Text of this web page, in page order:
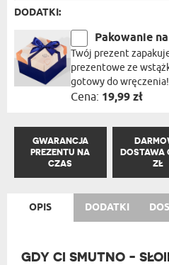
DODATKI:
Pakowanie
Twój prezent
prezentowe ze
gotowy do wręczenia!
Cena: 19,99 zł
GWARANCJA
PREZENTU NA
CZAS
DOSTAWA
ZŁ
OPIS DODATKI
GDY CI SMUTNO -